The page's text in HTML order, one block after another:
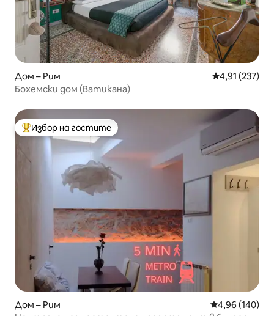
Дом – Рим Средна
4,91 (237)
Бохемски дом (Ватикана)
Най-популярен избор на гостите
Избор на гостите
Дом – Рим Средна
4,96 (140)